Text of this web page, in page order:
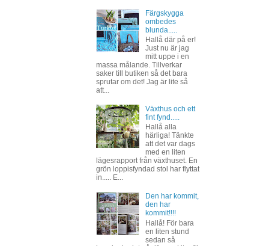
Färgskygga
ombedes
blunda.....
Hallå där på er!
Just nu är jag
mitt uppe i en
massa målande. Tillverkar
saker till butiken så det bara
sprutar om det! Jag är lite så
att...
Växthus och ett
fint fynd.....
Hallå alla
härliga! Tänkte
att det var dags
med en liten
lägesrapport från växthuset. En
grön loppisfyndad stol har flyttat
in..... E...
Den har kommit,
den har
kommit!!!!
Hallå! För bara
en liten stund
sedan så